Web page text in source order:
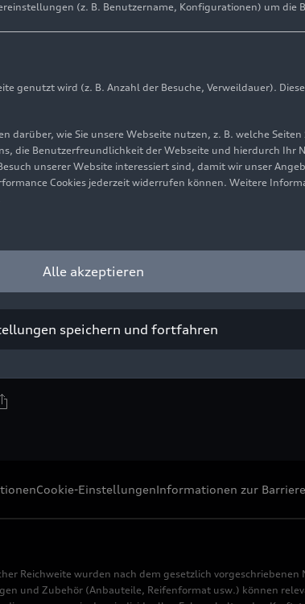
charging hub in Tokio eröffnet und baut sein
Cookie-EinstellungenInformationen zur
Reichweite wurden nach dem gesetzlich
und Zubehör (Anbauteile, Reifenformat usw.) können
(z. B. Benutzername, Konfigurationen) um
genutzt wird (z. B. Anzahl der Besuche, Verweildauer).
wie Sie unsere Webseite nutzen, z. B. welche Seiten
die Benutzerfreundlichkeit der Webseite und hierdurch Ihr
unserer Website interessiert sind, damit wir unser
Cookies jederzeit widerrufen können. Weitere
Alle akzeptieren
speichern und fortfahren